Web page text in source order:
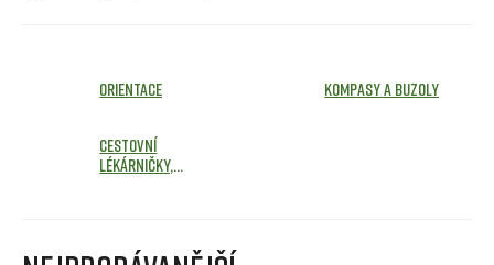
Orientace Kompasy a buzoly
Cestovní
lékárničky,